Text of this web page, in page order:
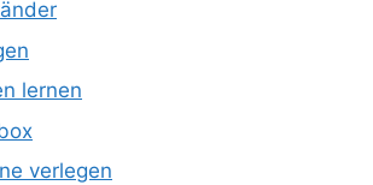
lernen
verlegen